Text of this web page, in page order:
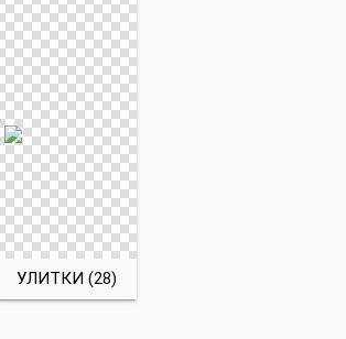
УЛИТКИ (28)